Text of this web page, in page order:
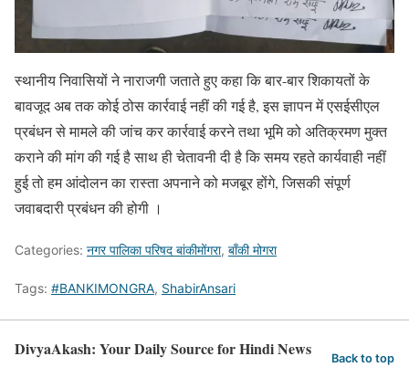
स्थानीय निवासियों ने नाराजगी जताते हुए कहा कि बार-बार शिकायतों के
बावजूद अब तक कोई ठोस कार्रवाई नहीं की गई है, इस ज्ञापन में एसईसीएल
प्रबंधन से मामले की जांच कर कार्रवाई करने तथा भूमि को अतिक्रमण मुक्त
कराने की मांग की गई है साथ ही चेतावनी दी है कि समय रहते कार्यवाही नहीं
हुई तो हम आंदोलन का रास्ता अपनाने को मजबूर होंगे, जिसकी संपूर्ण
जवाबदारी प्रबंधन की होगी ।
Categories: नगर पालिका परिषद बांकीमोंगरा, बाँकी मोगरा
Tags: #BANKIMONGRA, ShabirAnsari
DivyaAkash: Your Daily Source for Hindi News Back to top